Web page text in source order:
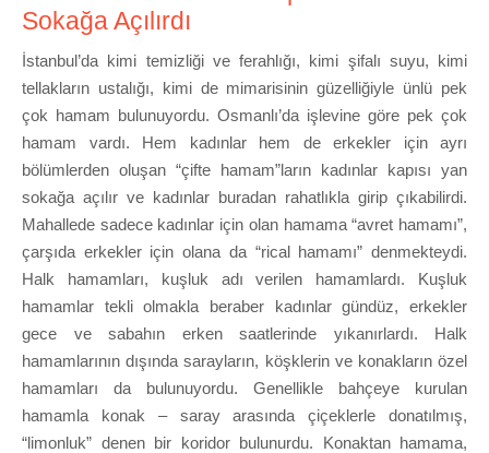
Sokağa Açılırdı
İstanbul’da kimi temizliği ve ferahlığı, kimi şifalı suyu, kimi
tellakların ustalığı, kimi de mimarisinin güzelliğiyle ünlü pek
çok hamam bulunuyordu. Osmanlı’da işlevine göre pek çok
hamam vardı. Hem kadınlar hem de erkekler için ayrı
bölümlerden oluşan “çifte hamam”ların kadınlar kapısı yan
sokağa açılır ve kadınlar buradan rahatlıkla girip çıkabilirdi.
Mahallede sadece kadınlar için olan hamama “avret hamamı”,
çarşıda erkekler için olana da “rical hamamı” denmekteydi.
Halk hamamları, kuşluk adı verilen hamamlardı. Kuşluk
hamamlar tekli olmakla beraber kadınlar gündüz, erkekler
gece ve sabahın erken saatlerinde yıkanırlardı. Halk
hamamlarının dışında sarayların, köşklerin ve konakların özel
hamamları da bulunuyordu. Genellikle bahçeye kurulan
hamamla konak – saray arasında çiçeklerle donatılmış,
“limonluk” denen bir koridor bulunurdu. Konaktan hamama,